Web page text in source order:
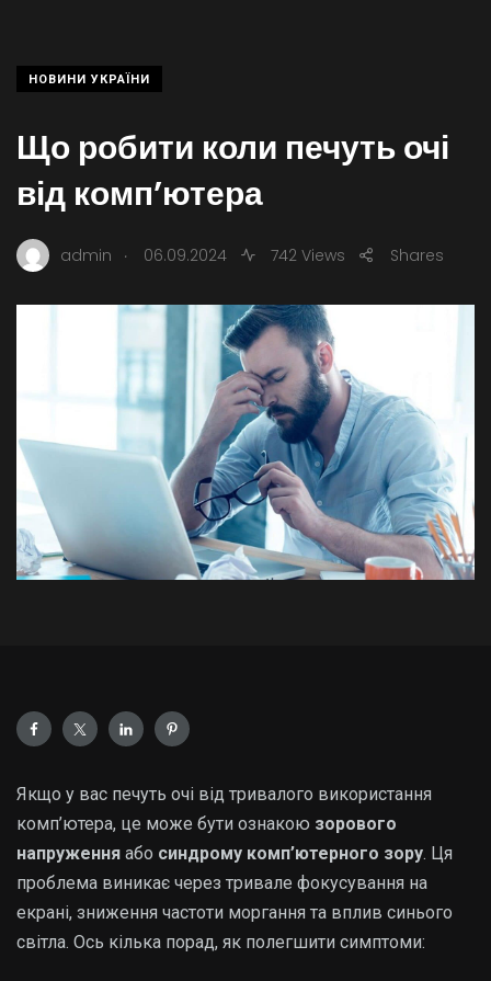
НОВИНИ УКРАЇНИ
Що робити коли печуть очі
від комп’ютера
admin . 06.09.2024 742 Views Shares
Якщо у вас печуть очі від тривалого використання
комп’ютера, це може бути ознакою зорового
напруження або синдрому комп’ютерного зору. Ця
проблема виникає через тривале фокусування на
екрані, зниження частоти моргання та вплив синього
світла. Ось кілька порад, як полегшити симптоми: